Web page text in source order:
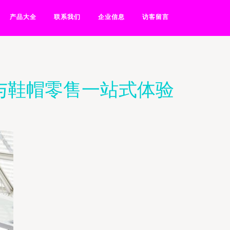
产品大全 联系我们 企业信息 访客留言
帽零售一站式体验